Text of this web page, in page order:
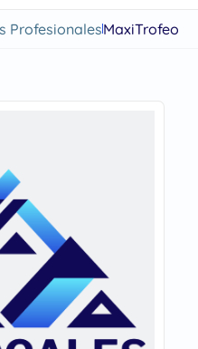
ProfesionalesMaxiTrofeo